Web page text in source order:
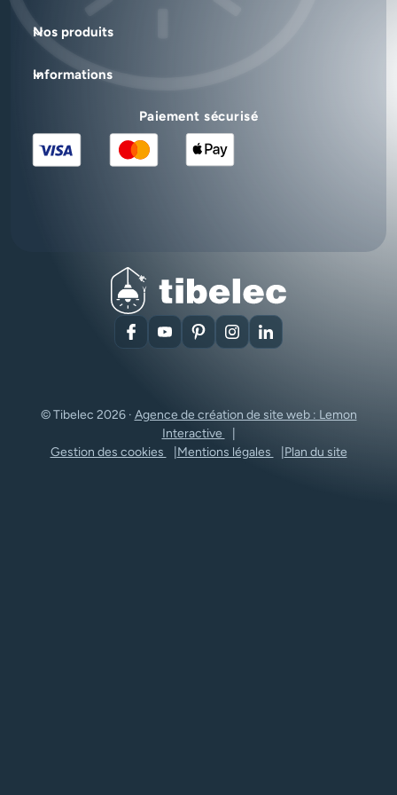
Nos produits
Informations
Paiement sécurisé
FacebookYouTubePinterestInstagramLinkedIn
© Tibelec 2026 · Agence de création de site web : Lemon
Interactive
Gestion des cookies
Mentions légales Plan du site